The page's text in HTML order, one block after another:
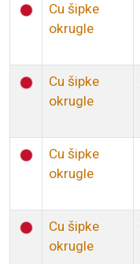
Cu šipke
okrugle
Cu šipke
okrugle
Cu šipke
okrugle
Cu šipke
okrugle